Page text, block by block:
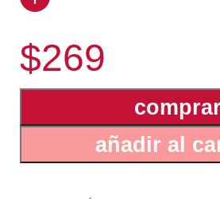
profundidad, no sólo debido a la
resultados de los procesos
problema del progresivo deterioro
vital.
Dichos resultados han sido
numerosos factores, nos
los procesos educativos han
gestión ambiental con una
$269
añadir al
comprar